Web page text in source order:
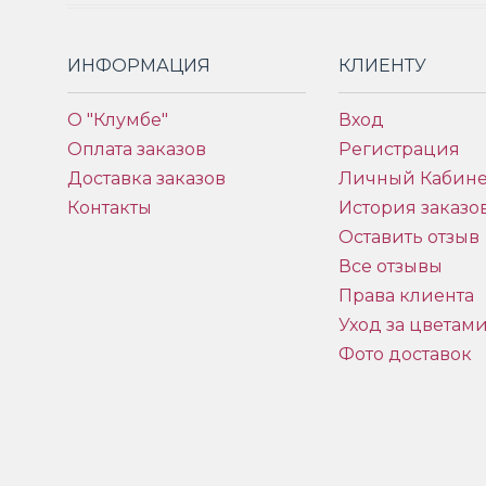
ИНФОРМАЦИЯ
О "Клумбе"
Оплата заказов
Доставка заказов
Контакты
КЛИЕНТУ
Вход
Регистрация
Личный
История
Оставить отзыв
Все отзывы
Права клиента
Уход за
Фото доставок